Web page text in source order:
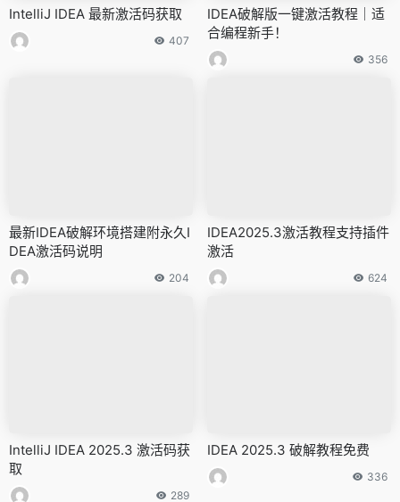
IntelliJ IDEA 最新激活码获取
407
IDEA破解版一键激活教程｜适
合编程新手！
356
最新IDEA破解环境搭建附永久I
DEA激活码说明
204
IDEA2025.3激活教程支持插件
激活
624
IntelliJ IDEA 2025.3 激活码获
取
289
IDEA 2025.3 破解教程免费
336